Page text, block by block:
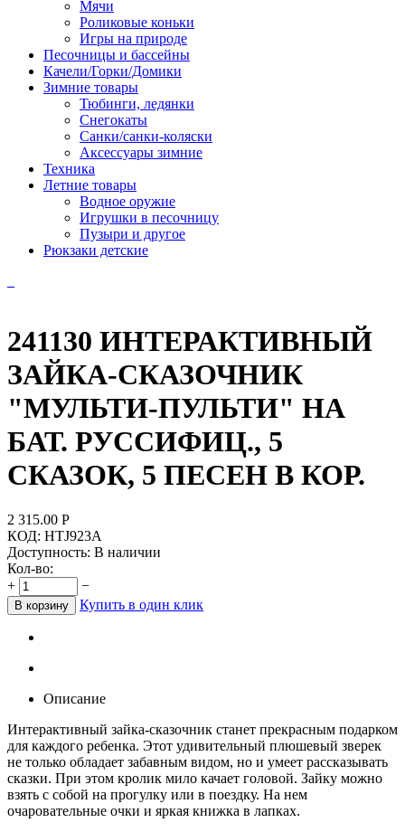
Мячи
Роликовые коньки
Игры на природе
Песочницы и бассейны
Качели/Горки/Домики
Зимние товары
Тюбинги, ледянки
Снегокаты
Санки/санки-коляски
Аксессуары зимние
Техника
Летние товары
Водное оружие
Игрушки в песочницу
Пузыри и другое
Рюкзаки детские
241130 ИНТЕРАКТИВНЫЙ
ЗАЙКА-СКАЗОЧНИК
"МУЛЬТИ-ПУЛЬТИ" НА
БАТ. РУССИФИЦ., 5
СКАЗОК, 5 ПЕСЕН В КОР.
2 315.00 Р
КОД: HTJ923A
Доступность: В наличии
Кол-во:
+
−
В корзину Купить в один клик
Описание
Интерактивный зайка-сказочник станет прекрасным подарком
для каждого ребенка. Этот удивительный плюшевый зверек
не только обладает забавным видом, но и умеет рассказывать
сказки. При этом кролик мило качает головой. Зайку можно
взять с собой на прогулку или в поездку. На нем
очаровательные очки и яркая книжка в лапках.